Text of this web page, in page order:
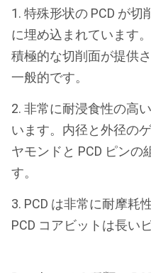
1. 特殊形状の PCD が
に埋め込まれています
積極的な切削面が提供
一般的です。
2. 非常に耐浸食性の高
います。内径と外径の
ヤモンドと PCD ピンの
す。
3. PCD は非常に耐摩耗
PCD コアビットは長い